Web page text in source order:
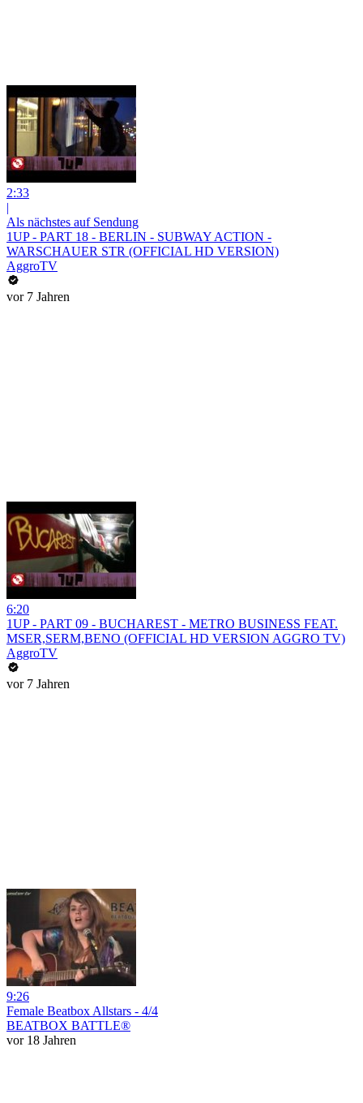
2:33
|
Als nächstes auf Sendung
1UP - PART 18 - BERLIN - SUBWAY ACTION -
WARSCHAUER STR (OFFICIAL HD VERSION)
AggroTV
vor 7 Jahren
6:20
1UP - PART 09 - BUCHAREST - METRO BUSINESS FEAT.
MSER,SERM,BENO (OFFICIAL HD VERSION AGGRO TV)
AggroTV
vor 7 Jahren
9:26
Female Beatbox Allstars - 4/4
BEATBOX BATTLE®
vor 18 Jahren